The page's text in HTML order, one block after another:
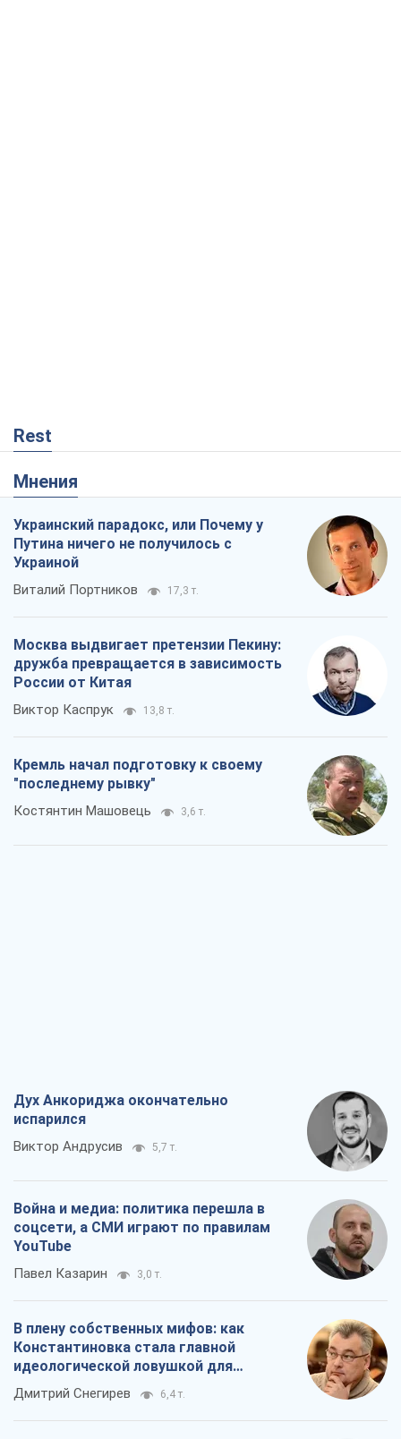
Rest
Мнения
Украинский парадокс, или Почему у
Путина ничего не получилось с
Украиной
Виталий Портников 17,3 т.
Москва выдвигает претензии Пекину:
дружба превращается в зависимость
России от Китая
Виктор Каспрук 13,8 т.
Кремль начал подготовку к своему
"последнему рывку"
Костянтин Машовець 3,6 т.
Дух Анкориджа окончательно
испарился
Виктор Андрусив 5,7 т.
Война и медиа: политика перешла в
соцсети, а СМИ играют по правилам
YouTube
Павел Казарин 3,0 т.
В плену собственных мифов: как
Константиновка стала главной
идеологической ловушкой для
российских оккупантов
Дмитрий Снегирев 6,4 т.